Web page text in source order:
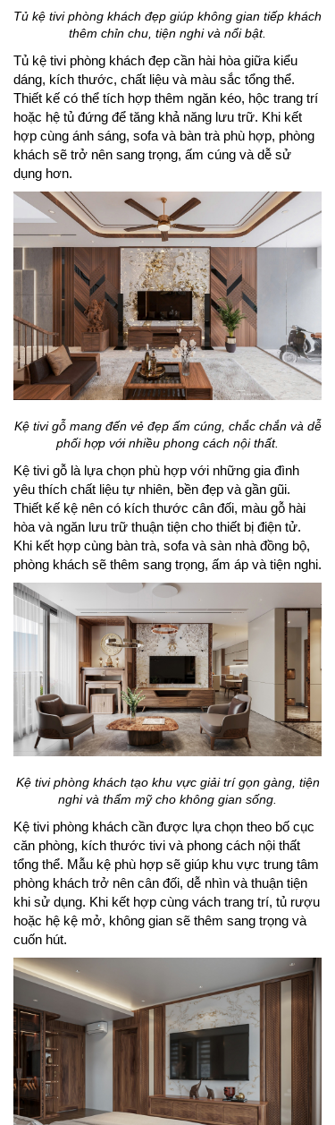
Tủ kệ tivi phòng khách đẹp giúp không gian tiếp khách
thêm chỉn chu, tiện nghi và nổi bật.
Tủ kệ tivi phòng khách đẹp cần hài hòa giữa kiểu
dáng, kích thước, chất liệu và màu sắc tổng thể.
Thiết kế có thể tích hợp thêm ngăn kéo, hộc trang trí
hoặc hệ tủ đứng để tăng khả năng lưu trữ. Khi kết
hợp cùng ánh sáng, sofa và bàn trà phù hợp, phòng
khách sẽ trở nên sang trọng, ấm cúng và dễ sử
dụng hơn.
Kệ tivi gỗ mang đến vẻ đẹp ấm cúng, chắc chắn và dễ
phối hợp với nhiều phong cách nội thất.
Kệ tivi gỗ là lựa chọn phù hợp với những gia đình
yêu thích chất liệu tự nhiên, bền đẹp và gần gũi.
Thiết kế kệ nên có kích thước cân đối, màu gỗ hài
hòa và ngăn lưu trữ thuận tiện cho thiết bị điện tử.
Khi kết hợp cùng bàn trà, sofa và sàn nhà đồng bộ,
phòng khách sẽ thêm sang trọng, ấm áp và tiện nghi.
Kệ tivi phòng khách tạo khu vực giải trí gọn gàng, tiện
nghi và thẩm mỹ cho không gian sống.
Kệ tivi phòng khách cần được lựa chọn theo bố cục
căn phòng, kích thước tivi và phong cách nội thất
tổng thể. Mẫu kệ phù hợp sẽ giúp khu vực trung tâm
phòng khách trở nên cân đối, dễ nhìn và thuận tiện
khi sử dụng. Khi kết hợp cùng vách trang trí, tủ rượu
hoặc hệ kệ mở, không gian sẽ thêm sang trọng và
cuốn hút.